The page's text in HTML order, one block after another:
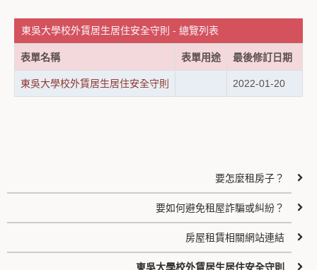
東吳大學校外賃居生居住安全守則 - 總覽列表
表單名稱 表單用途 最後修訂日期
東吳大學校外賃居生居住安全守則 2022-01-20
要怎麼租房子？
要如何避免租屋詐騙或糾紛？
房屋租賃相關網站連結
東吳大學校外賃居生居住安全守則